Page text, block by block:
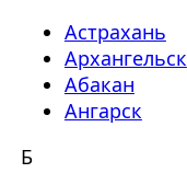
Астрахань
Архангельск
Абакан
Ангарск
Б